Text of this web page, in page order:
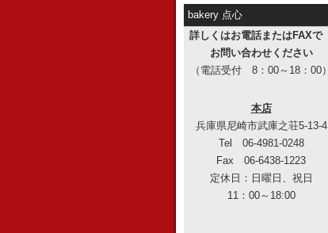
bakery 点心
詳しくはお電話またはFAXで
お問い合わせください
（電話受付 8：00～18：00）
本店
兵庫県尼崎市武庫之荘5-13-4
Tel 06-4981-0248
Fax 06-6438-1223
定休日：日曜日、祝日
11：00～18:00